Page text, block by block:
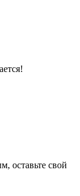
оставьте свой